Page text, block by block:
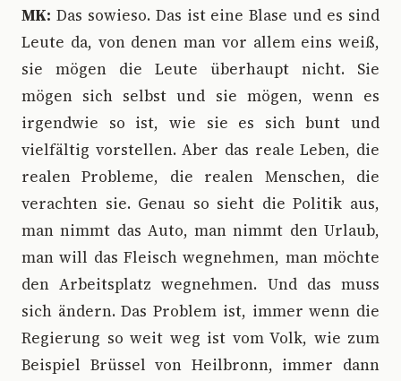
MK: Das sowieso. Das ist eine Blase und es sind
Leute da, von denen man vor allem eins weiß,
sie mögen die Leute überhaupt nicht. Sie
mögen sich selbst und sie mögen, wenn es
irgendwie so ist, wie sie es sich bunt und
vielfältig vorstellen. Aber das reale Leben, die
realen Probleme, die realen Menschen, die
verachten sie. Genau so sieht die Politik aus,
man nimmt das Auto, man nimmt den Urlaub,
man will das Fleisch wegnehmen, man möchte
den Arbeitsplatz wegnehmen. Und das muss
sich ändern. Das Problem ist, immer wenn die
Regierung so weit weg ist vom Volk, wie zum
Beispiel Brüssel von Heilbronn, immer dann